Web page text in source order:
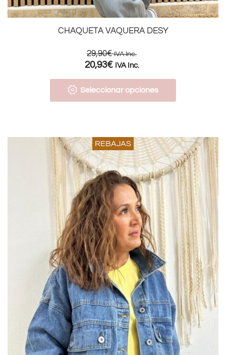
CHAQUETA VAQUERA DESY
29,90€ IVA Inc.
20,93€ IVA Inc.
Seleccionar opciones
REBAJAS